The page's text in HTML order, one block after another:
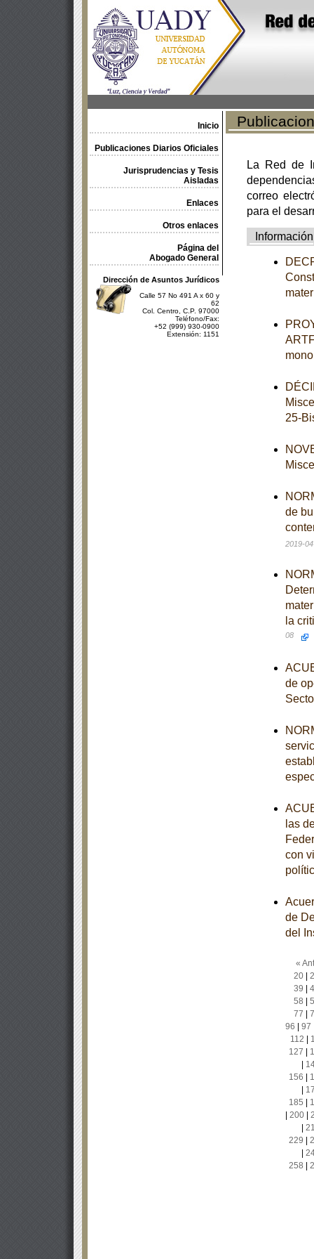
Inicio
Publicaciones Diarios Oficiales
Jurisprudencias y Tesis
Aisladas
Enlaces
Otros enlaces
Página del
Abogado General
Dirección de Asuntos Jurídicos
Calle 57 No 491 A x 60 y
62
Col. Centro, C.P. 97000
Teléfono/Fax:
+52 (999) 930-0900
Extensión: 1151
La Red de
correo
para el
Información
25-
de
2019-
la
08
de
las
con
de
del
«
20|
39
58
77
96
97
112
127
156
185
200|
229
258